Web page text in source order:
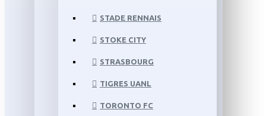
STADE RENNAIS
STOKE CITY
STRASBOURG
TIGRES UANL
TORONTO FC